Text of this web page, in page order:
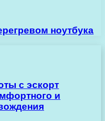
ноутбука
с эскорт
и